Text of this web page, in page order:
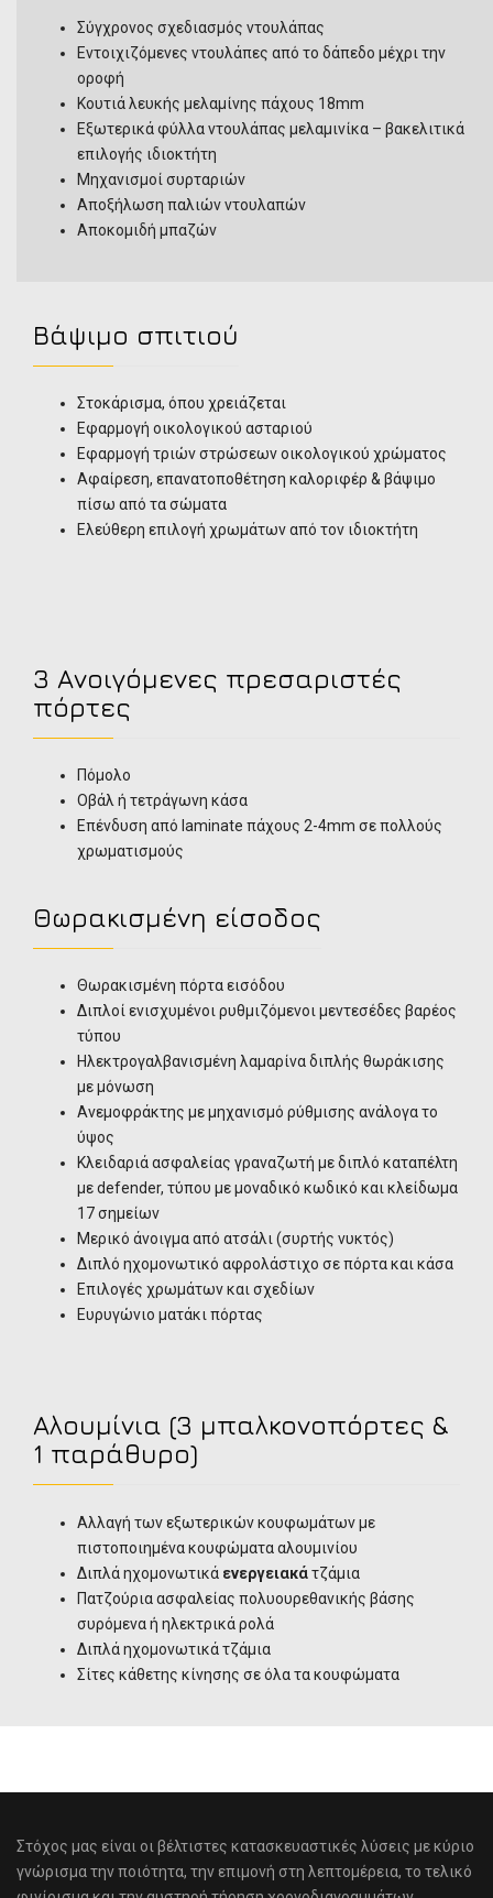
Σύγχρονος σχεδιασμός ντουλάπας
Εντοιχιζόμενες ντουλάπες από το δάπεδο μέχρι την
οροφή
Κουτιά λευκής μελαμίνης πάχους 18mm
Εξωτερικά φύλλα ντουλάπας μελαμινίκα – βακελιτικά
επιλογής ιδιοκτήτη
Μηχανισμοί συρταριών
Αποξήλωση παλιών ντουλαπών
Αποκομιδή μπαζών
Βάψιμο σπιτιού
Στοκάρισμα, όπου χρειάζεται
Εφαρμογή οικολογικού ασταριού
Εφαρμογή τριών στρώσεων οικολογικού χρώματος
Αφαίρεση, επανατοποθέτηση καλοριφέρ & βάψιμο
πίσω από τα σώματα
Ελεύθερη επιλογή χρωμάτων από τον ιδιοκτήτη
3 Ανοιγόμενες πρεσαριστές
πόρτες
Πόμολο
Οβάλ ή τετράγωνη κάσα
Επένδυση από laminate πάχους 2-4mm σε πολλούς
χρωματισμούς
Θωρακισμένη είσοδος
Θωρακισμένη πόρτα εισόδου
Διπλοί ενισχυμένοι ρυθμιζόμενοι μεντεσέδες βαρέος
τύπου
Ηλεκτρογαλβανισμένη λαμαρίνα διπλής θωράκισης
με μόνωση
Ανεμοφράκτης με μηχανισμό ρύθμισης ανάλογα το
ύψος
Κλειδαριά ασφαλείας γραναζωτή με διπλό καταπέλτη
με defender, τύπου με μοναδικό κωδικό και κλείδωμα
17 σημείων
Μερικό άνοιγμα από ατσάλι (συρτής νυκτός)
Διπλό ηχομονωτικό αφρολάστιχο σε πόρτα και κάσα
Επιλογές χρωμάτων και σχεδίων
Ευρυγώνιο ματάκι πόρτας
Αλουμίνια (3 μπαλκονοπόρτες &
1 παράθυρο)
Αλλαγή των εξωτερικών κουφωμάτων με
πιστοποιημένα κουφώματα αλουμινίου
Διπλά ηχομονωτικά ενεργειακάτζάμια
Πατζούρια ασφαλείας πολυουρεθανικής βάσης
συρόμενα ή ηλεκτρικά ρολά
Διπλά ηχομονωτικά τζάμια
Σίτες κάθετης κίνησης σε όλα τα κουφώματα
Στόχος μας είναι οι βέλτιστες κατασκευαστικές λύσεις με κύριο
γνώρισμα την ποιότητα, την επιμονή στη λεπτομέρεια, το τελικό